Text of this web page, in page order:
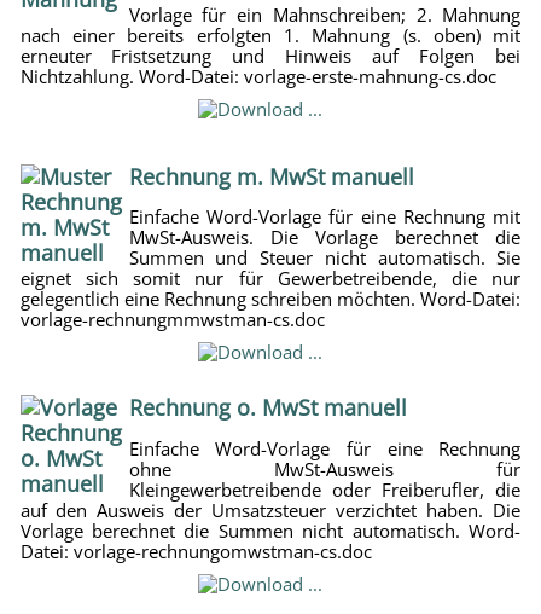
Vorlage für ein Mahnschreiben; 2. Mahnung
nach einer bereits erfolgten 1. Mahnung (s. oben) mit
erneuter Fristsetzung und Hinweis auf Folgen bei
Nichtzahlung. Word-Datei: vorlage-erste-mahnung-cs.doc
Rechnung m. MwSt manuell
Einfache Word-Vorlage für eine Rechnung mit
MwSt-Ausweis. Die Vorlage berechnet die
Summen und Steuer nicht automatisch. Sie
eignet sich somit nur für Gewerbetreibende, die nur
gelegentlich eine Rechnung schreiben möchten. Word-Datei:
vorlage-rechnungmmwstman-cs.doc
Rechnung o. MwSt manuell
Einfache Word-Vorlage für eine Rechnung
ohne MwSt-Ausweis für
Kleingewerbetreibende oder Freiberufler, die
auf den Ausweis der Umsatzsteuer verzichtet haben. Die
Vorlage berechnet die Summen nicht automatisch. Word-
Datei: vorlage-rechnungomwstman-cs.doc